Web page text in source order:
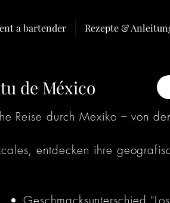
a bartender Rezepte &
de México
Reise durch Mexiko – von
entdecken ihre